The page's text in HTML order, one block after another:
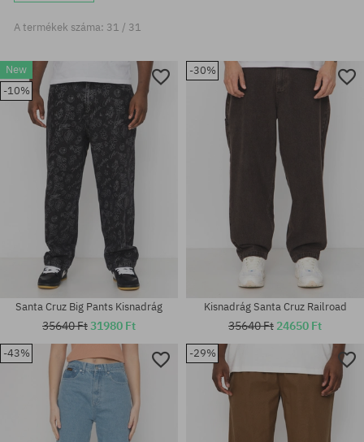
A termékek száma: 31 / 31
New
-10%
Santa Cruz Big Pants Kisnadrág
35640 Ft31980 Ft
-30%
Kisnadrág Santa Cruz Railroad
35640 Ft 24650 Ft
-43% -29%